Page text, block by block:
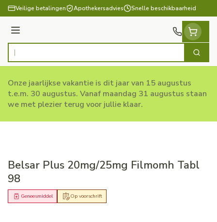
Ga naar de inhoud
Veilige betalingen Apothekersadvies Snelle beschikbaarheid
Menu
Product, merk, categorie... Zoek
Onze jaarlijkse vakantie is dit jaar van 15 augustus
t.e.m. 30 augustus. Vanaf maandag 31 augustus staan
we met plezier terug voor jullie klaar.
Belsar Plus 20mg/25mg Filmomh Tabl
98
Op voorschrift
Geneesmiddel